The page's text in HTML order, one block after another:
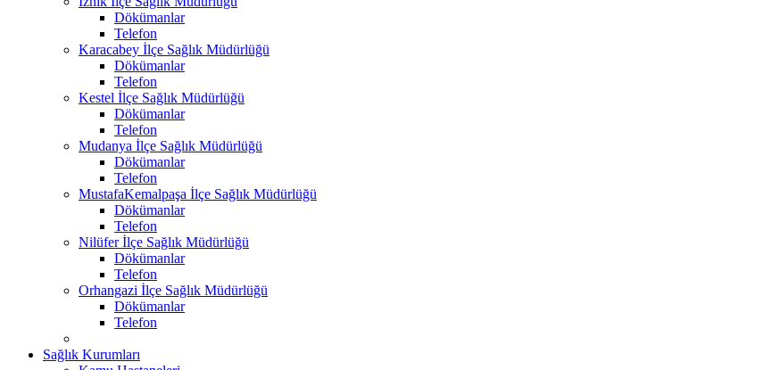
Dökümanlar
Telefon
Karacabey İlçe Sağlık Müdürlüğü
Dökümanlar
Telefon
Kestel İlçe Sağlık Müdürlüğü
Dökümanlar
Telefon
Mudanya İlçe Sağlık Müdürlüğü
Dökümanlar
Telefon
MustafaKemalpaşa İlçe Sağlık Müdürlüğü
Dökümanlar
Telefon
Nilüfer İlçe Sağlık Müdürlüğü
Dökümanlar
Telefon
Orhangazi İlçe Sağlık Müdürlüğü
Dökümanlar
Telefon
Sağlık Kurumları